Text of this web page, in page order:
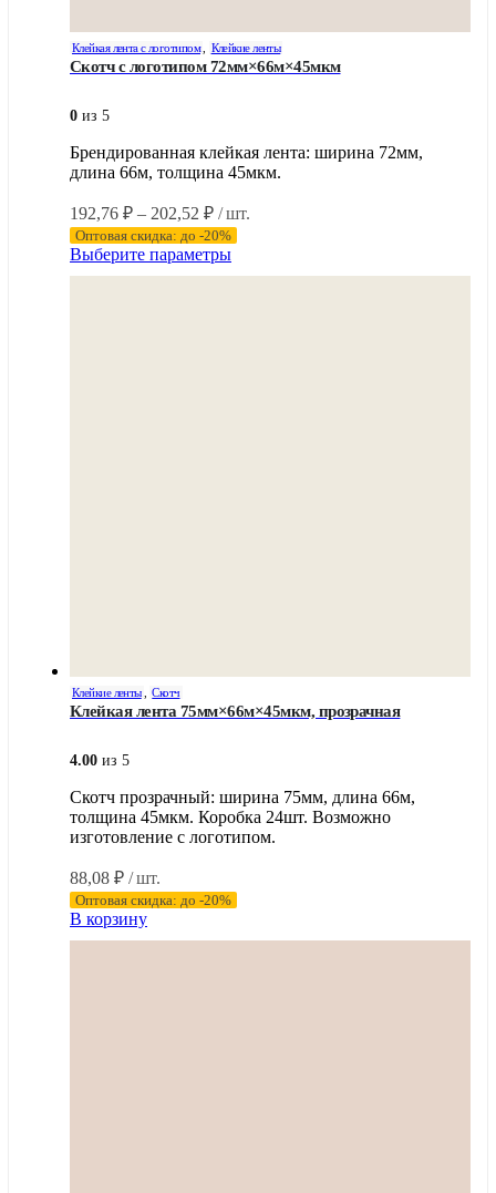
Клейкая лента с логотипом, Клейкие ленты
Скотч с логотипом 72мм×66м×45мкм
0 из 5
Брендированная клейкая лента: ширина 72мм,
длина 66м, толщина 45мкм.
192,76 ₽ – 202,52 ₽Диапазон
цен:
192,76 ₽
–
/ шт.
Оптовая скидка: до -20%
Выберите параметрыЭтот
товар
Клейкие ленты, Скотч
Клейкая лента 75мм×66м×45мкм, прозрачная
4.00 из 5
Скотч прозрачный: ширина 75мм, длина 66м,
толщина 45мкм. Коробка 24шт. Возможно
изготовление с логотипом.
88,08 ₽ / шт.
Оптовая скидка: до -20%
В корзину